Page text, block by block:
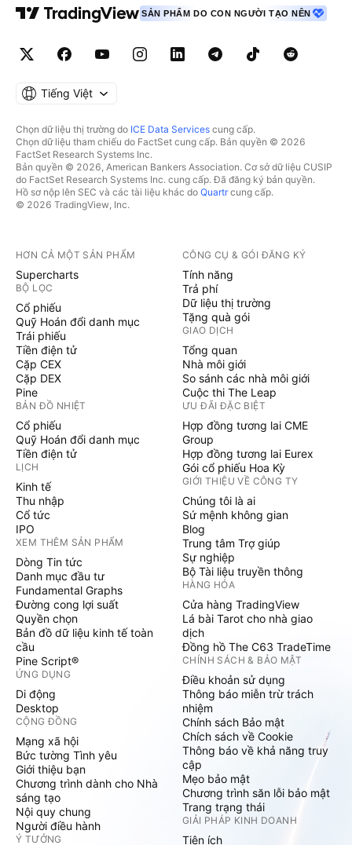
SẢN PHẨM DO CON NGƯỜI TẠO NÊN
Tiếng Việt
Chọn dữ liệu thị trường do ICE Data Services cung cấp.
Chọn dữ liệu tham chiếu do FactSet cung cấp. Bản quyền © 2026
FactSet Research Systems Inc.
Bản quyền © 2026, American Bankers Association. Cơ sở dữ liệu CUSIP
do FactSet Research Systems Inc. cung cấp. Đã đăng ký bản quyền.
Hồ sơ nộp lên SEC và các tài liệu khác do Quartrcung cấp.
© 2026 TradingView, Inc.
HƠN CẢ MỘT SẢN PHẨM
Supercharts
BỘ LỌC
Cổ phiếu
Quỹ Hoán đổi danh mục
Trái phiếu
Tiền điện tử
Cặp CEX
Cặp DEX
Pine
BẢN ĐỒ NHIỆT
Cổ phiếu
Quỹ Hoán đổi danh mục
Tiền điện tử
LỊCH
Kinh tế
Thu nhập
Cổ tức
IPO
XEM THÊM SẢN PHẨM
Dòng Tin tức
Danh mục đầu tư
Fundamental Graphs
Đường cong lợi suất
Quyền chọn
Bản đồ dữ liệu kinh tế toàn
cầu
Pine Script®
ỨNG DỤNG
Di động
Desktop
CỘNG ĐỒNG
Mạng xã hội
Bức tường Tình yêu
Giới thiệu bạn
Chương trình dành cho Nhà
sáng tạo
Nội quy chung
Người điều hành
Ý TƯỞNG
CÔNG CỤ & GÓI ĐĂNG KÝ
Tính năng
Trả phí
Dữ liệu thị trường
Tặng quà gói
GIAO DỊCH
Tổng quan
Nhà môi giới
So sánh các nhà môi giới
Cuộc thi The Leap
ƯU ĐÃI ĐẶC BIỆT
Hợp đồng tương lai CME
Group
Hợp đồng tương lai Eurex
Gói cổ phiếu Hoa Kỳ
GIỚI THIỆU VỀ CÔNG TY
Chúng tôi là ai
Sứ mệnh không gian
Blog
Trung tâm Trợ giúp
Sự nghiệp
Bộ Tài liệu truyền thông
HÀNG HÓA
Cửa hàng TradingView
Lá bài Tarot cho nhà giao
dịch
Đồng hồ The C63 TradeTime
CHÍNH SÁCH & BẢO MẬT
Điều khoản sử dụng
Thông báo miễn trừ trách
nhiệm
Chính sách Bảo mật
Chích sách về Cookie
Thông báo về khả năng truy
cập
Mẹo bảo mật
Chương trình săn lỗi bảo mật
Trang trạng thái
GIẢI PHÁP KINH DOANH
Tiện ích